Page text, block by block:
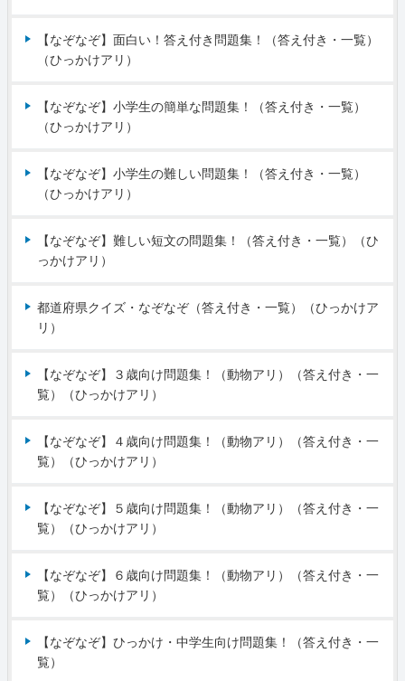
【なぞなぞ】面白い！答え付き問題集！（答え付き・一覧）
（ひっかけアリ）
【なぞなぞ】小学生の簡単な問題集！（答え付き・一覧）
（ひっかけアリ）
【なぞなぞ】小学生の難しい問題集！（答え付き・一覧）
（ひっかけアリ）
【なぞなぞ】難しい短文の問題集！（答え付き・一覧）（ひ
っかけアリ）
都道府県クイズ・なぞなぞ（答え付き・一覧）（ひっかけア
リ）
【なぞなぞ】３歳向け問題集！（動物アリ）（答え付き・一
覧）（ひっかけアリ）
【なぞなぞ】４歳向け問題集！（動物アリ）（答え付き・一
覧）（ひっかけアリ）
【なぞなぞ】５歳向け問題集！（動物アリ）（答え付き・一
覧）（ひっかけアリ）
【なぞなぞ】６歳向け問題集！（動物アリ）（答え付き・一
覧）（ひっかけアリ）
【なぞなぞ】ひっかけ・中学生向け問題集！（答え付き・一
覧）